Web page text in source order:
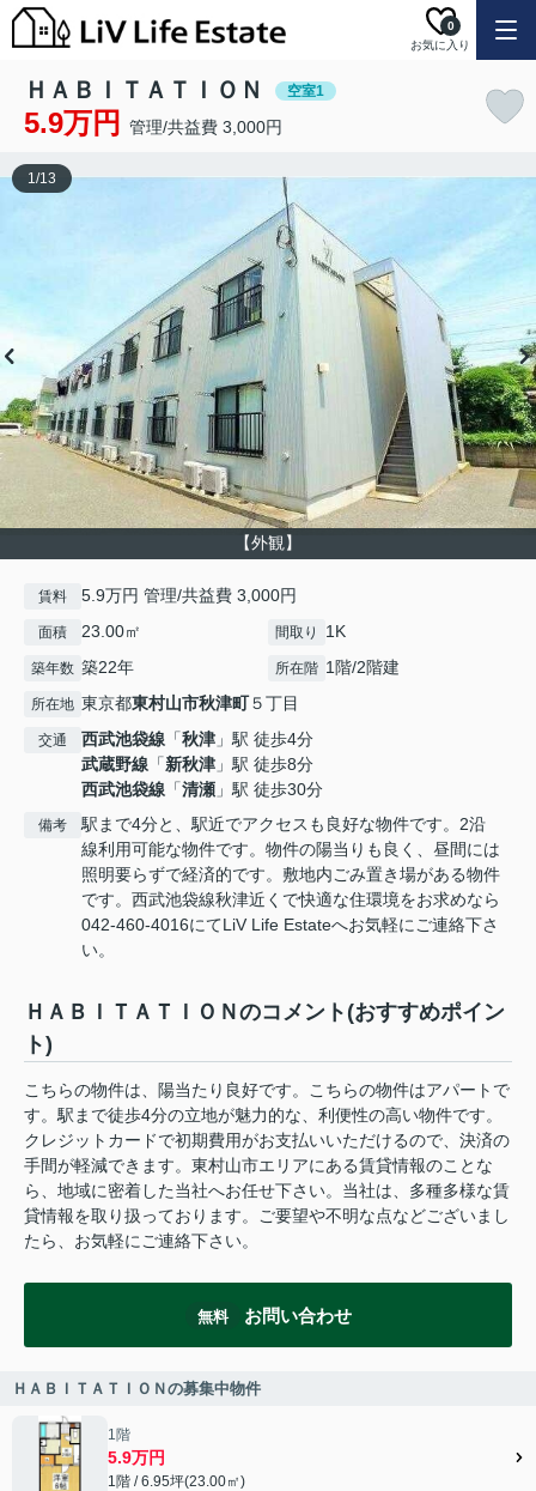
お気に入り
0
ＨＡＢＩＴＡＴＩＯＮ 空室1
5.9万円 管理/共益費 3,000円
【外観】
1/13
賃料 5.9万円 管理/共益費 3,000円
面積 23.00㎡ 間取り 1K
築年数 築22年 所在階 1階/2階建
所在地 東京都東村山市秋津町５丁目
交通 西武池袋線 「秋津 」駅 徒歩4分
武蔵野線 「新秋津 」駅 徒歩8分
西武池袋線 「清瀬 」駅 徒歩30分
備考
駅まで4分と、駅近でアクセスも良好な物件です。2沿
線利用可能な物件です。物件の陽当りも良く、昼間には
照明要らずで経済的です。敷地内ごみ置き場がある物件
です。西武池袋線秋津近くで快適な住環境をお求めなら
042-460-4016にてLiV Life Estateへお気軽にご連絡下さ
い。
ＨＡＢＩＴＡＴＩＯＮのコメント(おすすめポイン
ト)
こちらの物件は、陽当たり良好です。こちらの物件はアパートで
す。駅まで徒歩4分の立地が魅力的な、利便性の高い物件です。
クレジットカードで初期費用がお支払いいただけるので、決済の
手間が軽減できます。東村山市エリアにある賃貸情報のことな
ら、地域に密着した当社へお任せ下さい。当社は、多種多様な賃
貸情報を取り扱っております。ご要望や不明な点などございまし
たら、お気軽にご連絡下さい。
無料 お問い合わせ
ＨＡＢＩＴＡＴＩＯＮの募集中物件
1階
5.9万円
1階 / 6.95坪(23.00㎡)